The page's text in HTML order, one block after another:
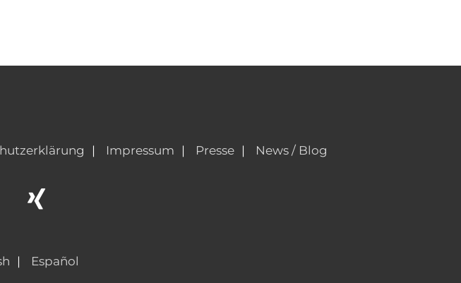
Impressum Presse News / Blog
Español